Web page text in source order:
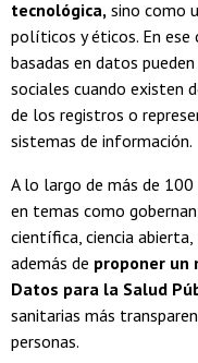
tecnológica, sino como
políticos y éticos. En
basadas en datos
sociales cuando existen
de los registros o
sistemas de información.
A lo largo de más de
en temas como
científica, ciencia
además de proponer un
Datos para la Salud
sanitarias más
personas.